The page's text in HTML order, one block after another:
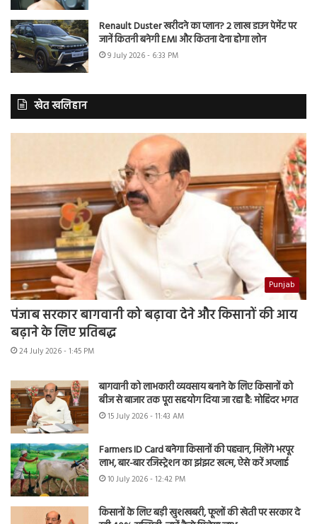
Renault Duster खरीदने का प्लान? 2 लाख डाउन पेमेंट पर
जानें कितनी बनेगी EMI और कितना देना होगा लोन
9 July 2026 - 6:33 PM
खेत खलिहान
Punjab
पंजाब सरकार बागवानी को बढ़ावा देने और किसानों की आय
बढ़ाने के लिए प्रतिबद्ध
24 July 2026 - 1:45 PM
बागवानी को लाभकारी व्यवसाय बनाने के लिए किसानों को
बीज से बाजार तक पूरा सहयोग दिया जा रहा है: मोहिंदर भगत
15 July 2026 - 11:43 AM
Farmers ID Card बनेगा किसानों की पहचान, मिलेंगे भरपूर
लाभ, बार-बार रजिस्ट्रेशन का झंझट खत्म, ऐसे करें अप्लाई
10 July 2026 - 12:42 PM
किसानों के लिए बड़ी खुशखबरी, फूलों की खेती पर सरकार दे